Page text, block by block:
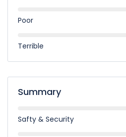
Poor
Terrible
Summary
Safty & Security